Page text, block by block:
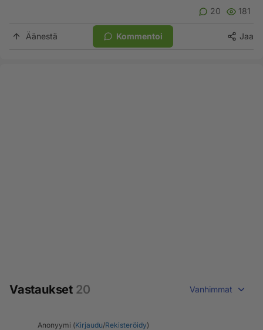
20 181
Äänestä Kommentoi Jaa
Vastaukset 20 Vanhimmat
Anonyymi (Kirjaudu/Rekisteröidy)